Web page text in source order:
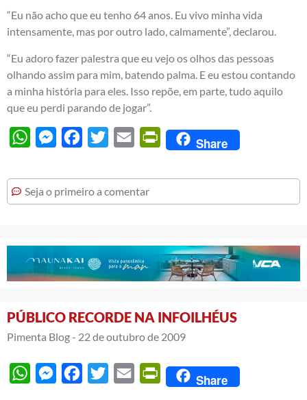
“Eu não acho que eu tenho 64 anos. Eu vivo minha vida
intensamente, mas por outro lado, calmamente”, declarou.
“Eu adoro fazer palestra que eu vejo os olhos das pessoas
olhando assim para mim, batendo palma. E eu estou contando
a minha história para eles. Isso repõe, em parte, tudo aquilo
que eu perdi parando de jogar”.
WhatsAppMessengerFacebook
Twitter Email PrintFriendly
Share
Seja o primeiro a comentar
PÚBLICO RECORDE NA INFOILHÉUS
Pimenta Blog - 22 de outubro de 2009
WhatsAppMessengerFacebook
Twitter Email PrintFriendly
Share